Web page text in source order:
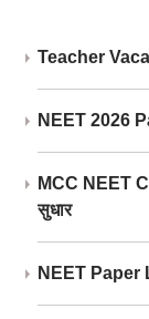
Teacher
NEET 2026
MCC NEET
सुधार
NEET Paper